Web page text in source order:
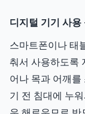
디지털 기기 사용
스마트폰이나 태
춰서 사용하도록
어나 목과 어깨
기 전 침대에 누